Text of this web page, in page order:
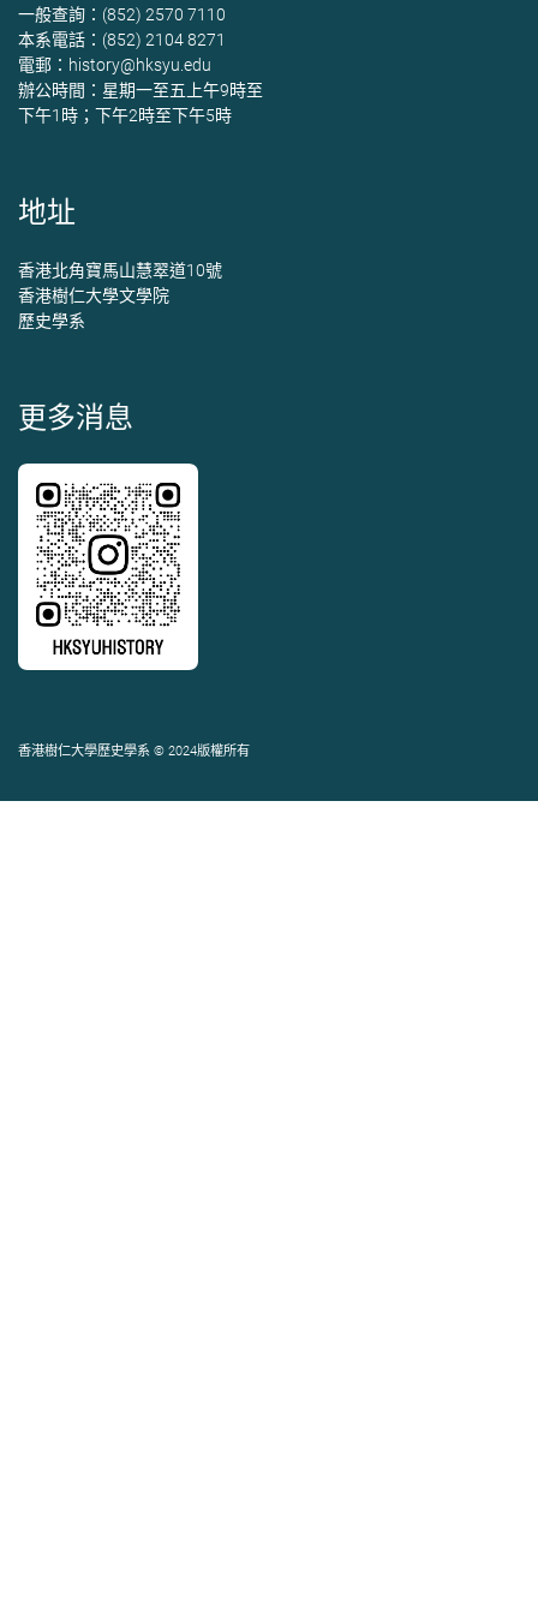
一般查詢：(852) 2570 7110
本系電話：(852) 2104 8271
電郵： history@hksyu.edu
辦公時間：星期一至五上午9時至
下午1時；下午2時至下午5時
地址
香港北角寶馬山慧翠道10號
香港樹仁大學文學院
歷史學系
更多消息
香港樹仁大學歷史學系 © 2024版權所有